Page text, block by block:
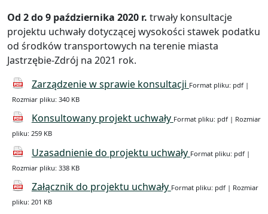
Od 2 do 9 października 2020 r. trwały konsultacje
projektu uchwały dotyczącej wysokości stawek podatku
od środków transportowych na terenie miasta
Jastrzębie-Zdrój na 2021 rok.
Zarządzenie w sprawie konsultacji Format pliku: pdf |
Rozmiar pliku: 340 KB
Konsultowany projekt uchwały Format pliku: pdf | Rozmiar
pliku: 259 KB
Uzasadnienie do projektu uchwały Format pliku: pdf |
Rozmiar pliku: 338 KB
Załącznik do projektu uchwały Format pliku: pdf | Rozmiar
pliku: 201 KB